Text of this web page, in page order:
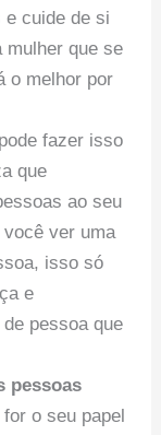
cuide de si
mulher que se
o melhor por
fazer isso
que
ao seu
você ver uma
isso só
e
pessoa que
pessoas
o seu papel